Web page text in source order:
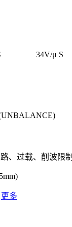
34V/μ S
、过载、削波限制
更多